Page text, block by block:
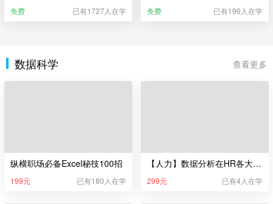
免费 已有1727人在学 免费 已有196人在学
数据科学 查看更多
纵横职场必备Excel秘技100招
199元 已有180人在学
【人力】数据分析在HR各大模块的实操演练
299元 已有4人在学